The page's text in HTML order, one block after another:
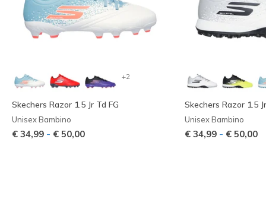
+2
Skechers Razor 1.5 Jr Td FG
Unisex Bambino
€ 34,99 - € 50,00
Skechers Razor 1.5
Unisex Bambino
€ 34,99 - € 50,00